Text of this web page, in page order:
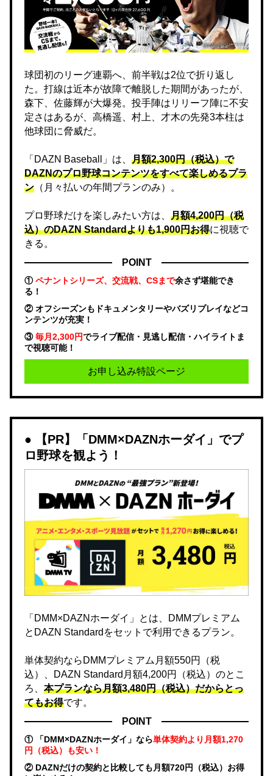
球団初のリーグ連覇へ、前半戦は2位で折り返し
た。打線は近本が故障で離脱した期間があったが、
森下、佐藤輝が大爆発。投手陣はリリーフ陣に不安
定さはあるが、高橋遥、村上、才木の先発3本柱は
他球団に脅威だ。
「DAZN Baseball」は、 月額2,300円（税込）で
DAZNのプロ野球コンテンツをすべて楽しめるプラ
ン （月々払いの年間プランのみ）。
プロ野球だけを楽しみたい方は、 月額4,200円（税
込）のDAZN Standard​よりも1,900円お得に視聴で
きる。
POINT
①ペナントシリーズ、交流戦、CSまで余さず堪能でき
る！
② オフシーズンもドキュメンタリーやバズリプレイなどコ
ンテンツが充実！
③毎月2,300円でライブ配信・見逃し配信・ハイライトま
で視聴可能！
お申し込み特設ページ
【PR】「DMM×DAZNホーダイ」でプ
ロ野球を観よう！
「DMM×DAZNホーダイ」とは、DMMプレミアム
とDAZN Standardをセットで利用できるプラン。
単体契約ならDMMプレミアム月額550円（税
込）、DAZN Standard月額4,200円（税込）のとこ
ろ、 本プランなら月額3,480円（税込）だからとっ
てもお得です。
POINT
① 「DMM×DAZNホーダイ」なら単体契約より月額1,270
円（税込）も安い！
② DAZNだけの契約と比較しても月額720円（税込）お得